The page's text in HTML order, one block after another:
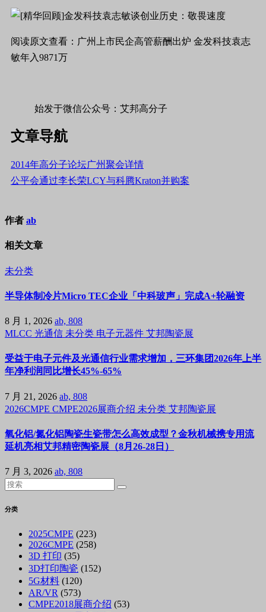
阅读原文查看：广州上市民企高管薪酬出炉 金发科技袁志
敏年入9871万
始发于微信公众号：艾邦高分子
文章导航
2014年高分子论坛广州聚会详情
公平会通过李长荣LCY与科腾Kraton并购案
作者 ab
相关文章
未分类
半导体制冷片Micro TEC企业「中科玻声」完成A+轮融资
8 月 1, 2026 ab, 808
MLCC 光通信 未分类 电子元器件 艾邦陶瓷展
受益于电子元件及光通信行业需求增加，三环集团2026年上半
年净利润同比增长45%-65%
7 月 21, 2026 ab, 808
2026CMPE CMPE2026展商介绍 未分类 艾邦陶瓷展
氧化铝/氮化铝陶瓷生瓷带怎么高效成型？金秋机械携专用流
延机亮相艾邦精密陶瓷展（8月26-28日）
7 月 3, 2026 ab, 808
分类
2025CMPE (223)
2026CMPE (258)
3D 打印 (35)
3D打印陶瓷 (152)
5G材料 (120)
AR/VR (573)
CMPE2018展商介绍 (53)